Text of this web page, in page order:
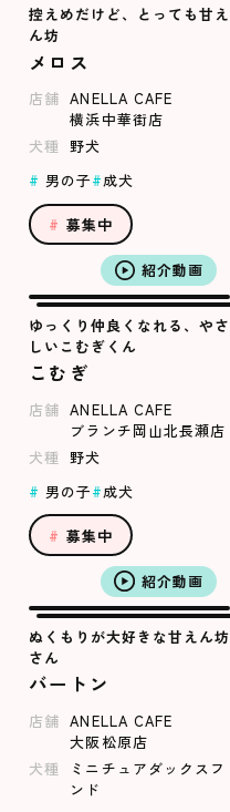
控えめだけど、とっても甘え
ん坊
メロス
店舗 ANELLA CAFE
横浜中華街店
犬種
野犬
男の子
成犬
募集中
紹介動画
ゆっくり仲良くなれる、やさ
しいこむぎくん
こむぎ
店舗 ANELLA CAFE
ブランチ岡山北長瀬店
犬種
野犬
男の子
成犬
募集中
紹介動画
ぬくもりが大好きな甘えん坊
さん
バートン
店舗 ANELLA CAFE
大阪松原店
犬種
ミニチュアダックスフ
ンド